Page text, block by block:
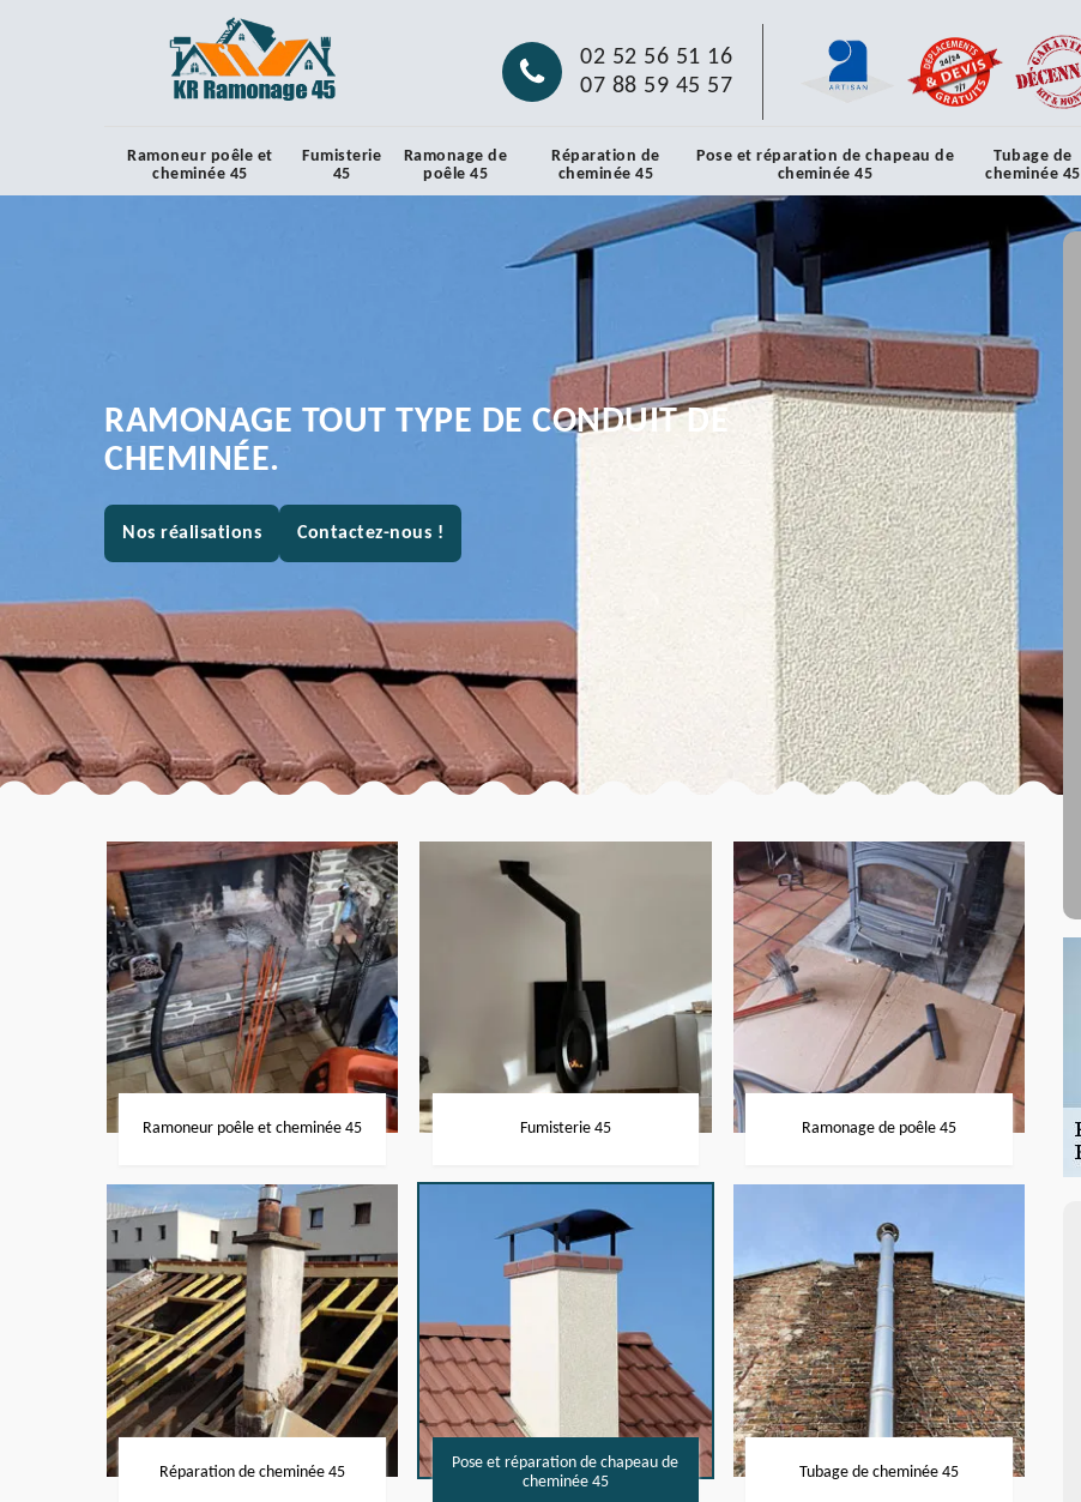
02 52 56 51 16
07 88 59 45 57
Ramoneur poêle et
cheminée 45
Fumisterie
45
Ramonage de
poêle 45
Réparation de
cheminée 45
Pose et réparation de chapeau de
cheminée 45
Tubage de
cheminée 45
RAMONAGE TOUT TYPE DE CONDUIT DE
CHEMINÉE.
Nos réalisations Contactez-nous !
Ramoneur poêle et cheminée 45 Fumisterie 45 Ramonage de poêle 45
Réparation de cheminée 45
Pose et réparation de chapeau de
cheminée 45
Tubage de cheminée 45